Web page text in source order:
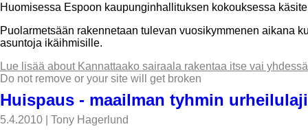
Huomisessa Espoon kaupunginhallituksen kokouksessa
Puolarmetsään rakennetaan tulevan vuosikymmenen aikana
asuntoja ikäihmisille.
Lue lisää about Kannattaako sairaala rakentaa itse vai
Do not remove or your site will get broken
Huispaus - maailman tyhmin
5.4.2010
Tony Hagerlund